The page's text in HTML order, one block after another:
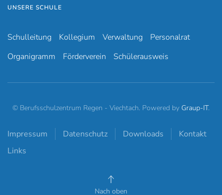
UNSERE SCHULE
Schulleitung Kollegium Verwaltung
Personalrat
Organigramm
Förderverein Schülerausweis
© Berufsschulzentrum Regen - Viechtach. Powered by Graup-IT.
Impressum Datenschutz Downloads
Kontakt
Links
Nach oben